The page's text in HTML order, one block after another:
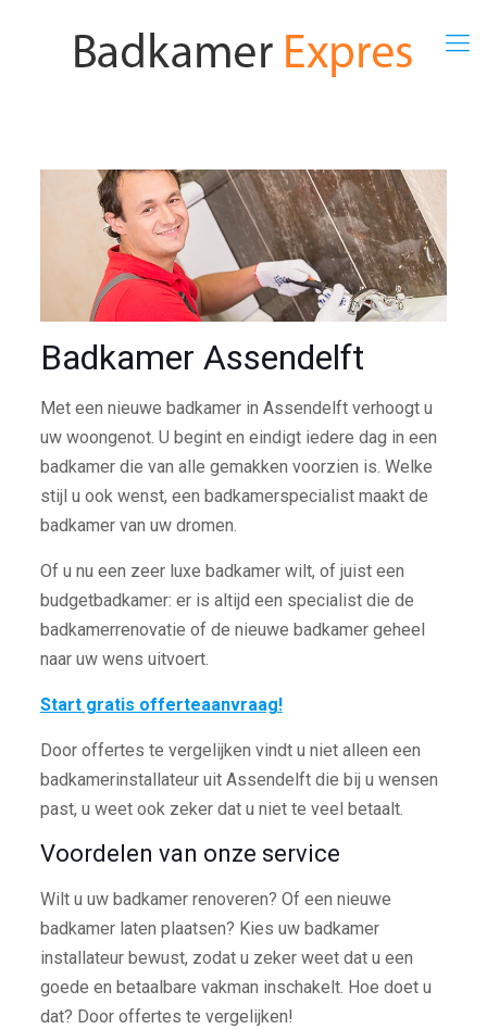
Badkamer Assendelft
Met een nieuwe badkamer in Assendelft verhoogt u
uw woongenot. U begint en eindigt iedere dag in een
badkamer die van alle gemakken voorzien is. Welke
stijl u ook wenst, een badkamerspecialist maakt de
badkamer van uw dromen.
Of u nu een zeer luxe badkamer wilt, of juist een
budgetbadkamer: er is altijd een specialist die de
badkamerrenovatie of de nieuwe badkamer geheel
naar uw wens uitvoert.
Start gratis offerteaanvraag!
Door offertes te vergelijken vindt u niet alleen een
badkamerinstallateur uit Assendelft die bij u wensen
past, u weet ook zeker dat u niet te veel betaalt.
Voordelen van onze service
Wilt u uw badkamer renoveren? Of een nieuwe
badkamer laten plaatsen? Kies uw badkamer
installateur bewust, zodat u zeker weet dat u een
goede en betaalbare vakman inschakelt. Hoe doet u
dat? Door offertes te vergelijken!